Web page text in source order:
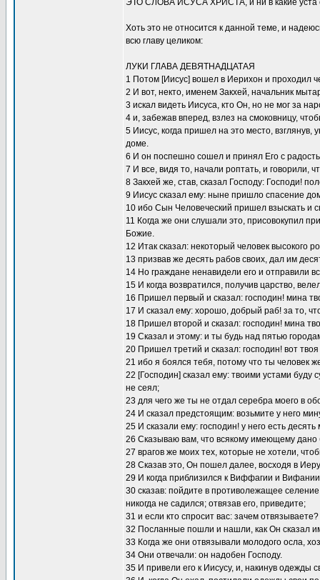
ЭТО СЛОВА ИСУСА ХРИСТА, и ни в какие
Хоть это не относится к данной теме, и
всю главу целиком:
ЛУКИ ГЛАВА ДЕВЯТНАДЦАТАЯ
1 Потом [Иисус] вошел в Иерихон и проходил
2 И вот, некто, именем Закхей, начальник
3 искал видеть Иисуса, кто Он, но не мог за
4 и, забежав вперед, взлез на смоковницу,
5 Иисус, когда пришел на это место, взглянув,
доме.
6 И он поспешно сошел и принял Его с
7 И все, видя то, начали роптать, и говорили,
8 Закхей же, став, сказал Господу: Господи!
9 Иисус сказал ему: ныне пришло спасение
10 ибо Сын Человеческий пришел взыскать и
11 Когда же они слушали это, присовокупил
Божие.
12 Итак сказал: некоторый человек высокого
13 призвав же десять рабов своих, дал им
14 Но граждане ненавидели его и отправили
15 И когда возвратился, получив царство,
16 Пришел первый и сказал: господин! мина
17 И сказал ему: хорошо, добрый раб! за то,
18 Пришел второй и сказал: господин! мина
19 Сказал и этому: и ты будь над пятью
20 Пришел третий и сказал: господин! вот
21 ибо я боялся тебя, потому что ты человек
22 [Господин] сказал ему: твоими устами буду
не сеял;
23 для чего же ты не отдал серебра моего в
24 И сказал предстоящим: возьмите у него
25 И сказали ему: господин! у него есть десять
26 Сказываю вам, что всякому имеющему дано
27 врагов же моих тех, которые не хотели,
28 Сказав это, Он пошел далее, восходя в
29 И когда приблизился к Виффагии и
30 сказав: пойдите в противолежащее
никогда не садился; отвязав его, приведите;
31 и если кто спросит вас: зачем
32 Посланные пошли и нашли, как Он сказал
33 Когда же они отвязывали молодого осла,
34 Они отвечали: он надобен Господу.
35 И привели его к Иисусу, и, накинув одежды